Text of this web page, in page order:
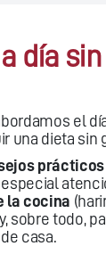
día
el
una dieta sin
especial
la cocina
sobre todo,
casa.